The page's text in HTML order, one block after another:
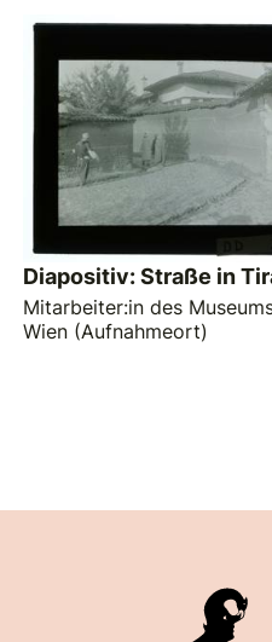
Diapositiv: Straße in
Mitarbeiter:in des
Wien (Aufnahmeort)